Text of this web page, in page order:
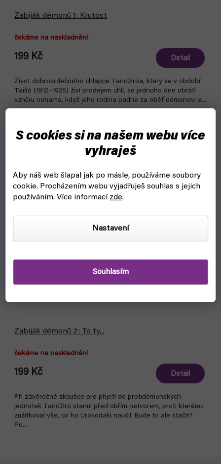
S cookies si na našem webu více
vyhraješ
Aby náš web šlapal jak po másle, používáme soubory
cookie. Procházením webu vyjadřuješ souhlas s jejich
používáním. Více informací zde.
Nastavení
Souhlasím
Zabiják démonů 1: Krutost
čekáme na naskladnění
199 Kč Detail
Život dobrosrdečného chlapce Tandžiróa, který se v období
Taišó (1912–1926) živí prodejem uhlí, se jednoho dne obrátí
vzhůru nohama, když jeho rodina padne za oběť démonovi a...
Zabiják démonů 2: To ty...
čekáme na naskladnění
199 Kč Detail
Při závěrečné zkoušce pro přijetí do protidémonských
jednotek Tandžiró stanul před obřím netvorem, proti kterému
zužitkoval vše, co ho Urokodaki naučil. Bude to ale stačit?
Po...